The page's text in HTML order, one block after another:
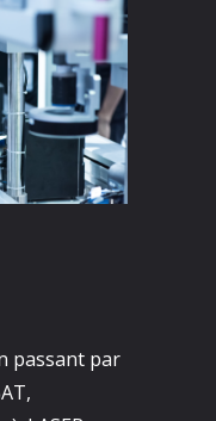
passant par